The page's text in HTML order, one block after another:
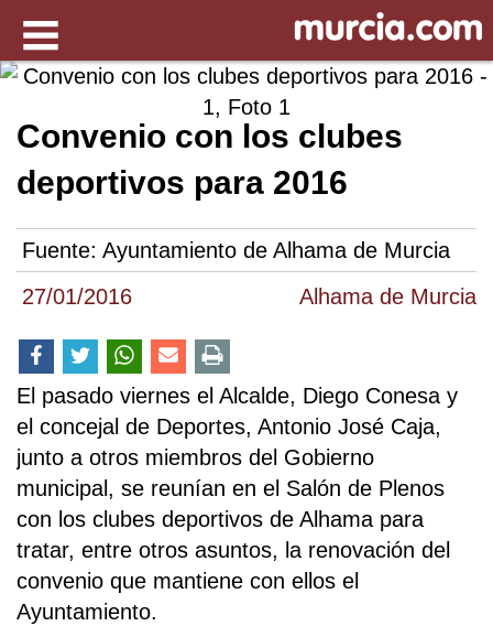
27/01/2016 Alhama de Murcia
Convenio con los clubes
deportivos para 2016
Fuente: Ayuntamiento de Alhama de Murcia
El pasado viernes el Alcalde, Diego Conesa y
el concejal de Deportes, Antonio José Caja,
junto a otros miembros del Gobierno
municipal, se reunían en el Salón de Plenos
con los clubes deportivos de Alhama para
tratar, entre otros asuntos, la renovación del
convenio que mantiene con ellos el
Ayuntamiento.